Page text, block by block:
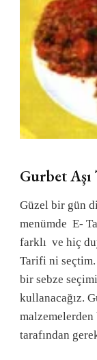
Gurbet
Güzel bir gün
menümde E-
farklı ve hiç
Tarifi ni
bir sebze
kullanacağız.
malzemelerden
tarafından